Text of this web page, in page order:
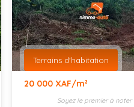
Terrains d'habitation
20 000 XAF/m²
Soyez le premier à noter